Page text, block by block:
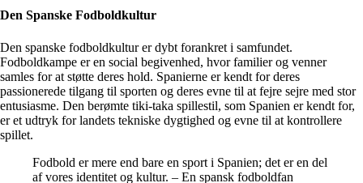
Den Spanske Fodboldkultur
Den spanske fodboldkultur er dybt forankret i samfundet.
Fodboldkampe er en social begivenhed, hvor familier og venner
samles for at støtte deres hold. Spanierne er kendt for deres
passionerede tilgang til sporten og deres evne til at fejre sejre med stor
entusiasme. Den berømte tiki-taka spillestil, som Spanien er kendt for,
er et udtryk for landets tekniske dygtighed og evne til at kontrollere
spillet.
Fodbold er mere end bare en sport i Spanien; det er en del
af vores identitet og kultur. – En spansk fodboldfan